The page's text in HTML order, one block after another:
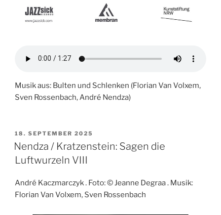
Musik aus: Bulten und Schlenken (Florian Van Volxem,
Sven Rossenbach, André Nendza)
VERÖFFENTLICHT
AM
18. SEPTEMBER 2025
Nendza / Kratzenstein: Sagen die
Luftwurzeln VIII
André Kaczmarczyk . Foto: © Jeanne Degraa . Musik:
Florian Van Volxem, Sven Rossenbach